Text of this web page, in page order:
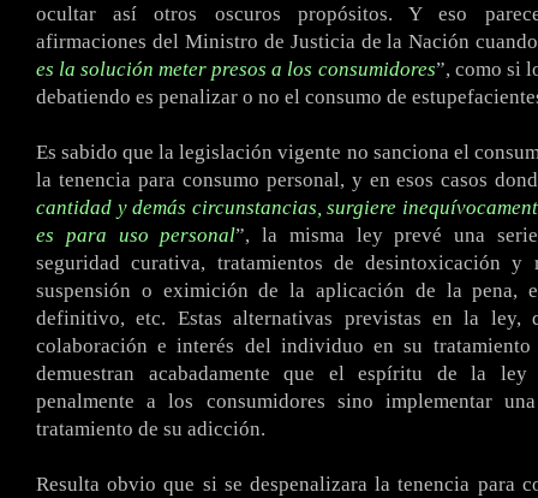
ocultar así otros oscuros propósitos. Y eso
afirmaciones del Ministro de Justicia de la Nación
es la solución meter presos a los consumidores”, como si
debatiendo es penalizar o no el consumo de
Es sabido que la legislación vigente no sanciona el
la tenencia para consumo personal, y en esos casos
cantidad y demás circunstancias, surgiere
es para uso personal”, la misma ley prevé una
seguridad curativa, tratamientos de desintoxicación y
suspensión o eximición de la aplicación de la pena,
definitivo, etc. Estas alternativas previstas en la ley,
colaboración e interés del individuo en su
demuestran acabadamente que el espíritu de la
penalmente a los consumidores sino implementar
tratamiento de su adicción.
Resulta obvio que si se despenalizara la tenencia para